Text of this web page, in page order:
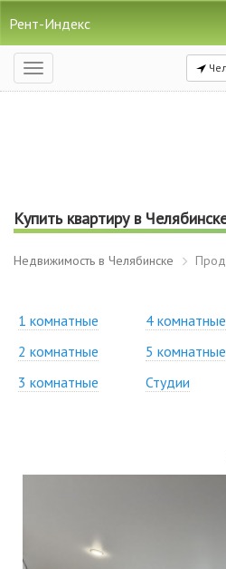
Рент-Индекс
Открыть
навигацию
Купить квартиру в
Недвижимость в Челябинске
1 комнатные
2 комнатные
3 комнатные
4 комнатные
5
Студии